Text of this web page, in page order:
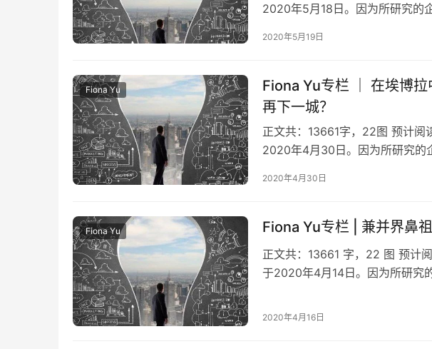
2020年5月18日。因为所研究的
2020年5月19日
Fiona Yu
Fiona Yu专栏 ｜ 在埃博
再下一城？
正文共：13661字，22图 预计
2020年4月30日。因为所研究的
2020年4月30日
Fiona Yu Fiona Yu专栏 | 兼并界鼻
正文共：13661 字，22 图 预计
于2020年4月14日。因为所研究
2020年4月16日